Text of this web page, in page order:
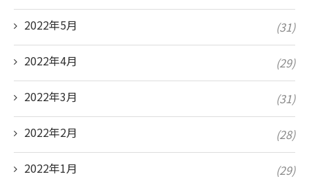
2022年5月 (31)
2022年4月 (29)
2022年3月 (31)
2022年2月 (28)
2022年1月 (29)